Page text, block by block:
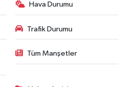
Hava Durumu
Trafik Durumu
Tüm Manşetler